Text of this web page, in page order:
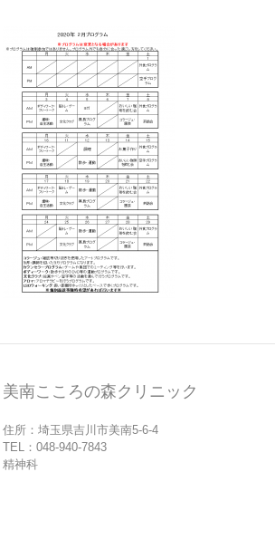
美南こころの森クリニック
住所：埼玉県吉川市美南5-6-4
TEL：048-940-7843
精神科